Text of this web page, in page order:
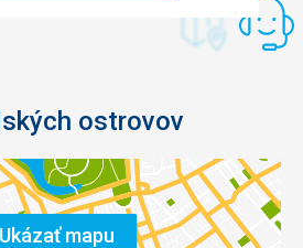
ostrovov
Ukázať mapu